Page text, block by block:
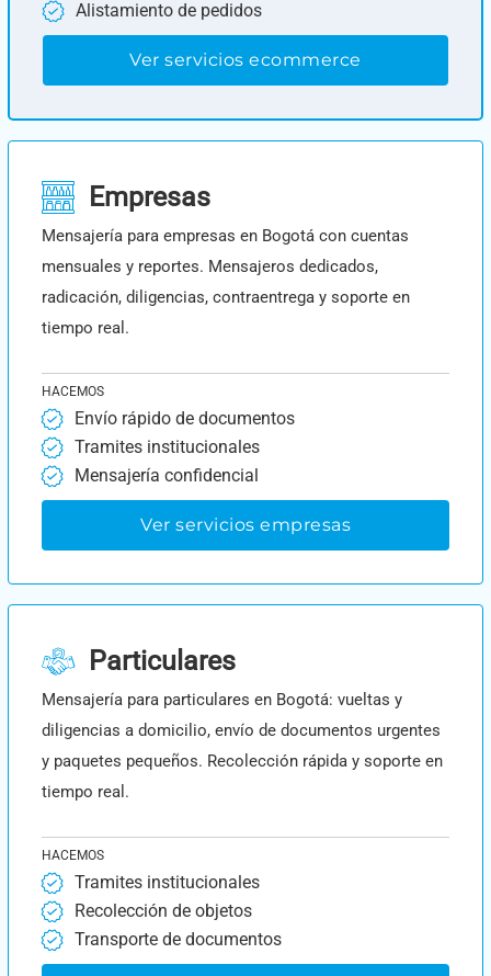
Alistamiento de pedidos
Ver servicios ecommerce
Empresas
Mensajería para empresas en Bogotá con cuentas
mensuales y reportes. Mensajeros dedicados,
radicación, diligencias, contraentrega y soporte en
tiempo real.
HACEMOS
Envío rápido de documentos
Tramites institucionales
Mensajería confidencial
Ver servicios empresas
Particulares
Mensajería para particulares en Bogotá: vueltas y
diligencias a domicilio, envío de documentos urgentes
y paquetes pequeños. Recolección rápida y soporte en
tiempo real.
HACEMOS
Tramites institucionales
Recolección de objetos
Transporte de documentos